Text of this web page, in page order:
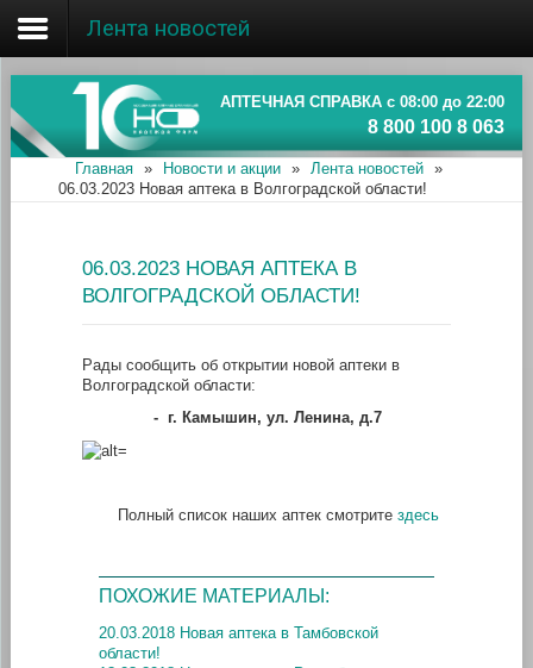
Главная
Об ассоциации
Наши аптеки
Информация
Лента новостей
АПТЕЧНАЯ СПРАВКА с 08:00 до 22:00
8 800 100 8 063
Главная » Новости и акции » Лента новостей
»
06.03.2023 Новая аптека в Волгоградской области!
06.03.2023 НОВАЯ АПТЕКА В
ВОЛГОГРАДСКОЙ ОБЛАСТИ!
Рады сообщить об открытии новой аптеки в
Волгоградской области:
- г. Камышин, ул. Ленина, д.7
Полный список наших аптек смотрите здесь
ПОХОЖИЕ МАТЕРИАЛЫ:
20.03.2018 Новая аптека в Тамбовской
области!